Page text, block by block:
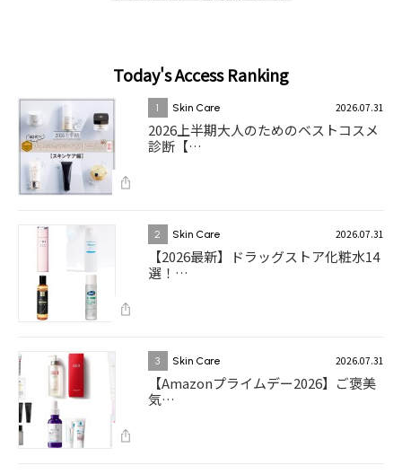
Today's Access Ranking
1 Skin Care 2026.07.31
2026上半期大人のためのベストコスメ
診断【…
2 Skin Care 2026.07.31
【2026最新】ドラッグストア化粧水14
選！…
3 Skin Care 2026.07.31
【Amazonプライムデー2026】ご褒美
気…